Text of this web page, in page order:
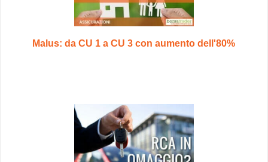
Malus: da CU 1 a CU 3 con aumento dell'80%